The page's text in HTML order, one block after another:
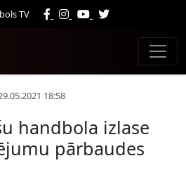
TV
18:58
handbola izlase
pārbaudes